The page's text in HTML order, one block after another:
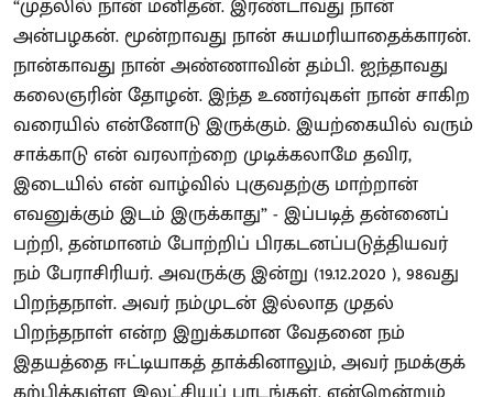
அன்பழகன். மூன்றாவது நான் சுயமரியாதைக்காரன்.
நான்காவது நான் அண்ணாவின் தம்பி. ஐந்தாவது
கலைஞரின் தோழன். இந்த உணர்வுகள் நான் சாகிற
வரையில் என்னோடு இருக்கும். இயற்கையில் வரும்
சாக்காடு என் வரலாற்றை முடிக்கலாமே தவிர,
இடையில் என் வாழ்வில் புகுவதற்கு மாற்றான்
எவனுக்கும் இடம் இருக்காது” - இப்படித் தன்னைப்
பற்றி, தன்மானம் போற்றிப் பிரகடனப்படுத்தியவர்
நம் பேராசிரியர். அவருக்கு இன்று (19.12.2020 ), 98வது
பிறந்தநாள். அவர் நம்முடன் இல்லாத முதல்
பிறந்தநாள் என்ற இறுக்கமான வேதனை நம்
இதயத்தை ஈட்டியாகத் தாக்கினாலும், அவர் நமக்குக்